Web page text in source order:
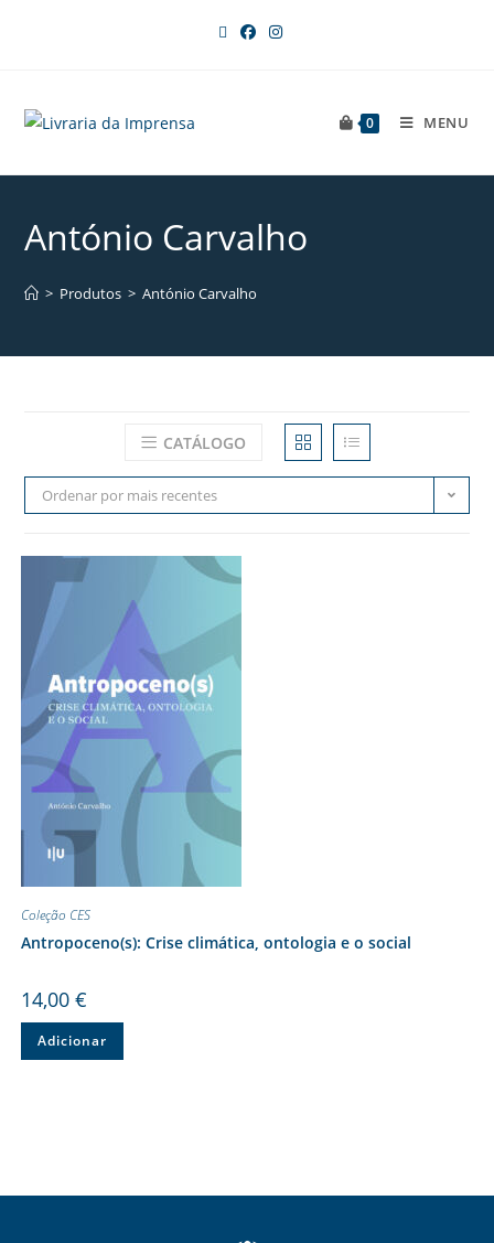
0 MENU
António Carvalho
> Produtos > António Carvalho
CATÁLOGO
Ordenar por mais recentes
Coleção CES
Antropoceno(s): Crise climática, ontologia e o social
14,00 €
Adicionar